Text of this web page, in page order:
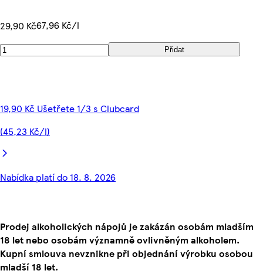
29,90 Kč67,96 Kč/l
Přidat
19,90 Kč Ušetřete 1/3 s Clubcard
(45,23 Kč/l)
Nabídka platí do 18. 8. 2026
Prodej alkoholických nápojů je zakázán osobám mladším
18 let nebo osobám významně ovlivněným alkoholem.
Kupní smlouva nevznikne při objednání výrobku osobou
mladší 18 let.